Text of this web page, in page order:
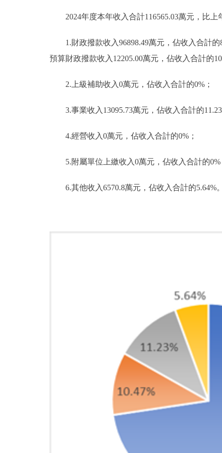
2024年度本年收入合計116565.03萬元，比上
1.財政撥款收入96898.49萬元，佔收入合計
預算財政撥款收入12205.00萬元，佔收入合計的
2.上級補助收入0萬元，佔收入合計的0%；
3.事業收入13095.73萬元，佔收入合計的
4.經營收入0萬元，佔收入合計的0%；
5.附屬單位上繳收入0萬元，佔收入合計的
6.其他收入6570.8萬元，佔收入合計的5.64%